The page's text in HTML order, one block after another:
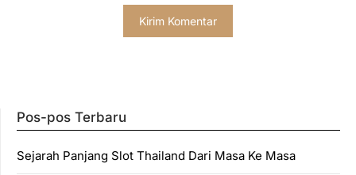
Pos-pos Terbaru
Sejarah Panjang Slot Thailand Dari Masa Ke Masa